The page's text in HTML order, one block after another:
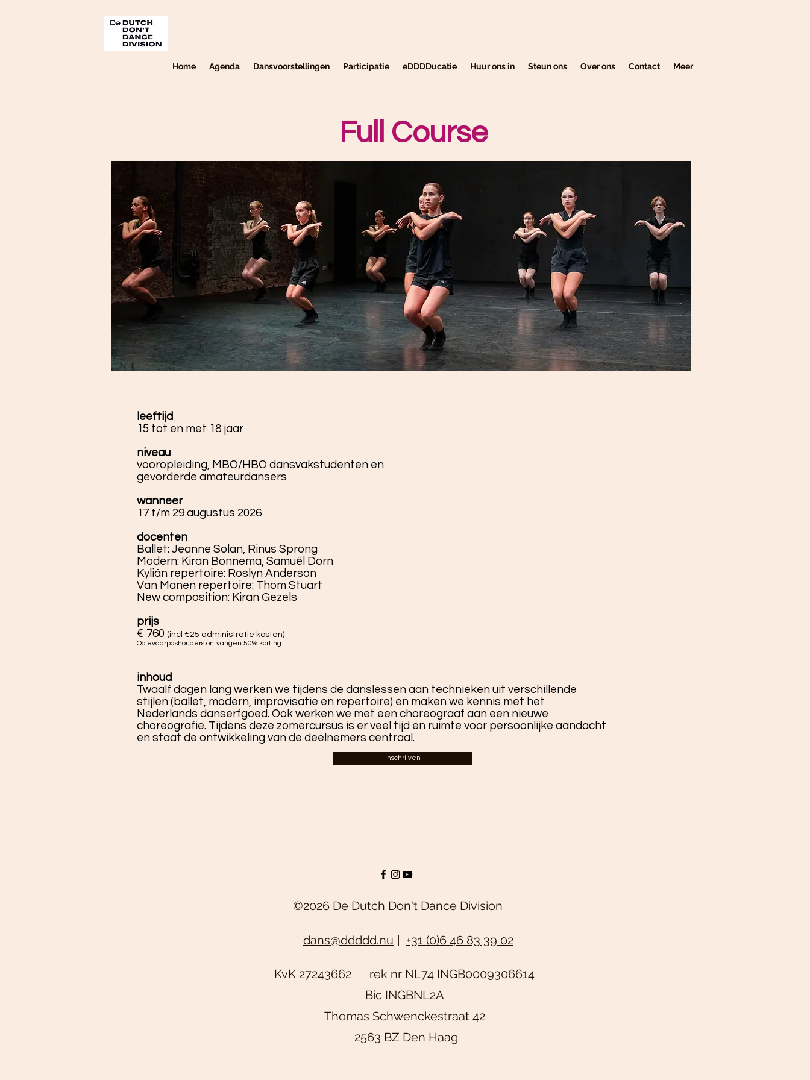
Home Agenda Dansvoorstellingen Participatie eDDDDucatie Huur ons in Steun ons Over ons Contact Meer
Full Course
leeftijd
15 tot en met 18 jaar
niveau
vooropleiding, MBO/HBO dansvakstudenten en
gevorderde amateurdansers
wanneer
17 t/m 29 augustus 2026
docenten
Ballet: Jeanne Solan, Rinus Sprong
Modern: Kiran Bonnema, Samuël Dorn
Kylián repertoire: Roslyn Anderson
Van Manen repertoire: Thom Stuart
New composition: Kiran Gezels
prijs
€ 760 (incl €25 administratie kosten)
Ooievaarpashouders ontvangen 50% korting
inhoud
Twaalf dagen lang werken we tijdens de danslessen aan technieken uit verschillende
stijlen (ballet, modern, improvisatie en repertoire) en maken we kennis met het
Nederlands danserfgoed. Ook werken we met een choreograaf aan een nieuwe
choreografie. Tijdens deze zomercursus is er veel tijd en ruimte voor persoonlijke aandacht
en staat de ontwikkeling van de deelnemers centraal.
Inschrijven
©2026 De Dutch Don't Dance Division
dans@ddddd.nu | +31 (0)6 46 83 39 02
KvK 27243662 rek nr NL74 INGB0009306614
Bic INGBNL2A
Thomas Schwenckestraat 42
2563 BZ Den Haag